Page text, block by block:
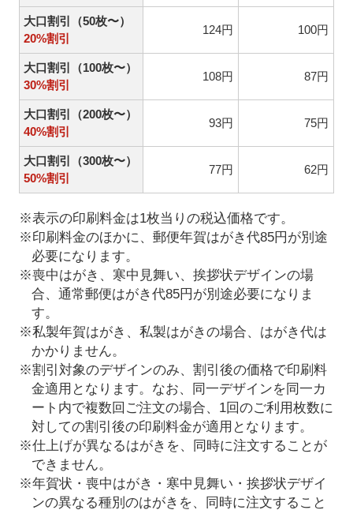
大口割引（50枚〜）
20%割引
124円 100円
大口割引（100枚〜）
30%割引
108円 87円
大口割引（200枚〜）
40%割引
93円 75円
大口割引（300枚〜）
50%割引
77円 62円
※表示の印刷料金は1枚当りの税込価格です。
※印刷料金のほかに、郵便年賀はがき代85円が別途
必要になります。
※喪中はがき、寒中見舞い、挨拶状デザインの場
合、通常郵便はがき代85円が別途必要になりま
す。
※私製年賀はがき、私製はがきの場合、はがき代は
かかりません。
※割引対象のデザインのみ、割引後の価格で印刷料
金適用となります。なお、同一デザインを同一カ
ート内で複数回ご注文の場合、1回のご利用枚数に
対しての割引後の印刷料金が適用となります。
※仕上げが異なるはがきを、同時に注文することが
できません。
※年賀状・喪中はがき・寒中見舞い・挨拶状デザイ
ンの異なる種別のはがきを、同時に注文すること